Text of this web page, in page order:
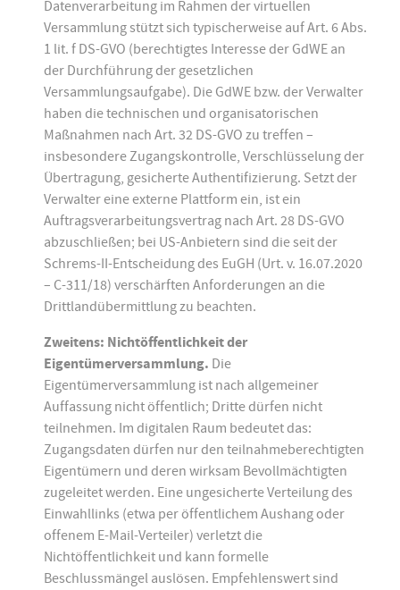
Datenverarbeitung im Rahmen der virtuellen
Versammlung stützt sich typischerweise auf Art. 6 Abs.
1 lit. f DS-GVO (berechtigtes Interesse der GdWE an
der Durchführung der gesetzlichen
Versammlungsaufgabe). Die GdWE bzw. der Verwalter
haben die technischen und organisatorischen
Maßnahmen nach Art. 32 DS-GVO zu treffen –
insbesondere Zugangskontrolle, Verschlüsselung der
Übertragung, gesicherte Authentifizierung. Setzt der
Verwalter eine externe Plattform ein, ist ein
Auftragsverarbeitungsvertrag nach Art. 28 DS-GVO
abzuschließen; bei US-Anbietern sind die seit der
Schrems-II-Entscheidung des EuGH (Urt. v. 16.07.2020
– C-311/18) verschärften Anforderungen an die
Drittlandübermittlung zu beachten.
Zweitens: Nichtöffentlichkeit der
Eigentümerversammlung. Die
Eigentümerversammlung ist nach allgemeiner
Auffassung nicht öffentlich; Dritte dürfen nicht
teilnehmen. Im digitalen Raum bedeutet das:
Zugangsdaten dürfen nur den teilnahmeberechtigten
Eigentümern und deren wirksam Bevollmächtigten
zugeleitet werden. Eine ungesicherte Verteilung des
Einwahllinks (etwa per öffentlichem Aushang oder
offenem E-Mail-Verteiler) verletzt die
Nichtöffentlichkeit und kann formelle
Beschlussmängel auslösen. Empfehlenswert sind